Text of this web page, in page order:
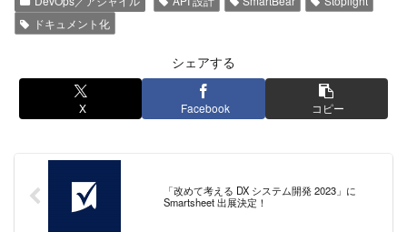
ドキュメント化
シェアする
X Facebook コピー
「改めて考える DX システム開発 2023」に
Smartsheet 出展決定！